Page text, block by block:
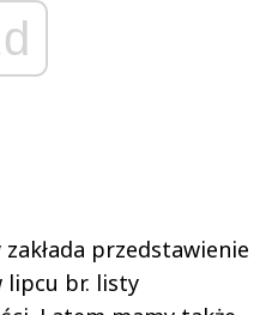
przedstawienie
lipcu br. listy